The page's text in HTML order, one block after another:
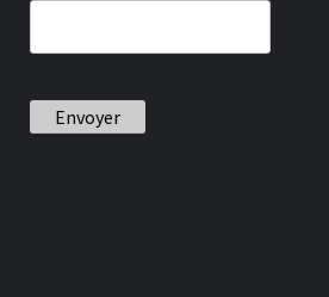
Envoyer